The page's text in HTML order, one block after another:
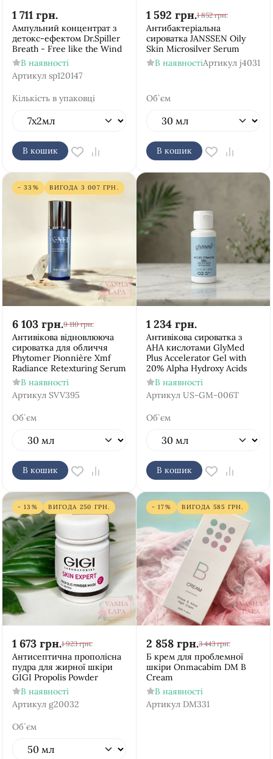
1 711 грн.
Ампульний концентрат з
детокс-ефектом Dr.Spiller
Breath - Free like the Wind
В наявності
Артикул sp120147
Кількість в упаковці
В кошик
1 592 грн.1 852 грн.
Антибактеріальна
сироватка JANSSEN Oily
Skin Microsilver Serum
В наявностіАртикул j4031
Об`єм
В кошик
- 33% ВИГОДА 3 007 ГРН.
6 103 грн.9 110 грн.
Антивікова відновлююча
сироватка для обличчя
Phytomer Pionnière Xmf
Radiance Retexturing Serum
В наявності
Артикул SVV395
Об`єм
В кошик
1 234 грн.
Антивікова сироватка з
АНА кислотами GlyMed
Plus Accelerator Gel with
20% Alpha Hydroxy Acids
В наявності
Артикул US-GM-006T
Об`єм
В кошик
- 13% ВИГОДА 250 ГРН.
1 673 грн.1 923 грн.
Антисептична прополісна
пудра для жирної шкіри
GIGI Propolis Powder
В наявності
Артикул g20032
Об`єм
- 17% ВИГОДА 585 ГРН.
2 858 грн.3 443 грн.
Б крем для проблемної
шкіри Onmacabim DM B
Cream
В наявності
Артикул DM331